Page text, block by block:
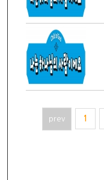
prev 1